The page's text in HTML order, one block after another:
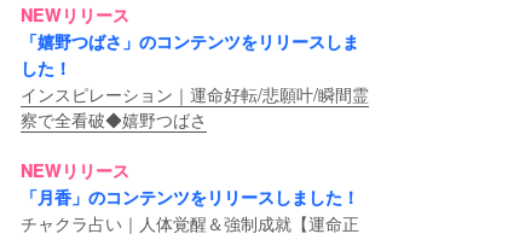
NEWリリース
「嬉野つばさ」のコンテンツをリリースしま
した！
インスピレーション｜運命好転/悲願叶/瞬間霊
察で全看破◆嬉野つばさ
NEWリリース
「月香」のコンテンツをリリースしました！
チャクラ占い｜人体覚醒＆強制成就【運命正